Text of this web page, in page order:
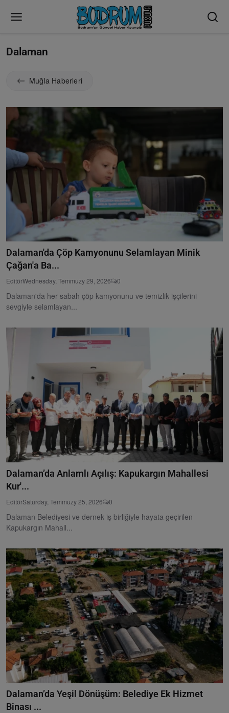
Dalaman
Muğla Haberleri
Dalaman'da Çöp Kamyonunu Selamlayan Minik
Çağan'a Ba...
EditörWednesday, Temmuzy 29, 2026 0
Dalaman'da her sabah çöp kamyonunu ve temizlik işçilerini
sevgiyle selamlayan...
Dalaman’da Anlamlı Açılış: Kapukargın Mahallesi
Kur'...
EditörSaturday, Temmuzy 25, 2026 0
Dalaman Belediyesi ve dernek iş birliğiyle hayata geçirilen
Kapukargın Mahall...
Dalaman’da Yeşil Dönüşüm: Belediye Ek Hizmet
Binası ...